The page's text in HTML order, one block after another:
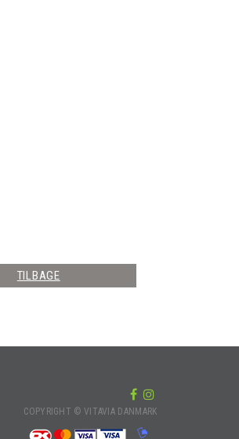
TILBAGE
COPYRIGHT © VITAVIA DANMARK